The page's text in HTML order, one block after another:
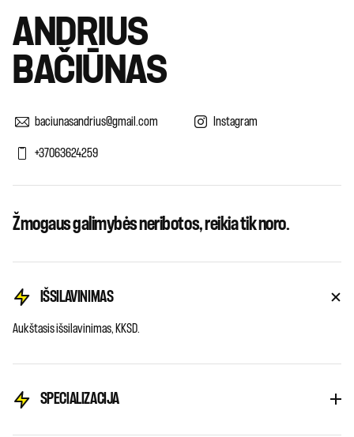
ANDRIUS
BAČIŪNAS
baciunasandrius@gmail.com
+37063624259
Instagram
Žmogaus galimybės neribotos, reikia tik noro.
IŠSILAVINIMAS
Aukštasis išsilavinimas, KKSD.
SPECIALIZACIJA